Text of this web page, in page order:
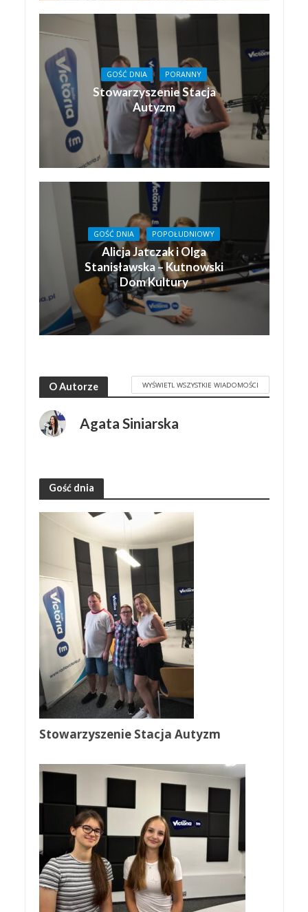
GOŚĆ DNIA PORANNY
Stowarzyszenie Stacja
Autyzm
GOŚĆ DNIA POPOŁUDNIOWY
Alicja Jatczak i Olga
Stanisławska – Kutnowski
Dom Kultury
O Autorze WYŚWIETL WSZYSTKIE WIADOMOŚCI
Agata Siniarska
Gość dnia
Stowarzyszenie Stacja Autyzm